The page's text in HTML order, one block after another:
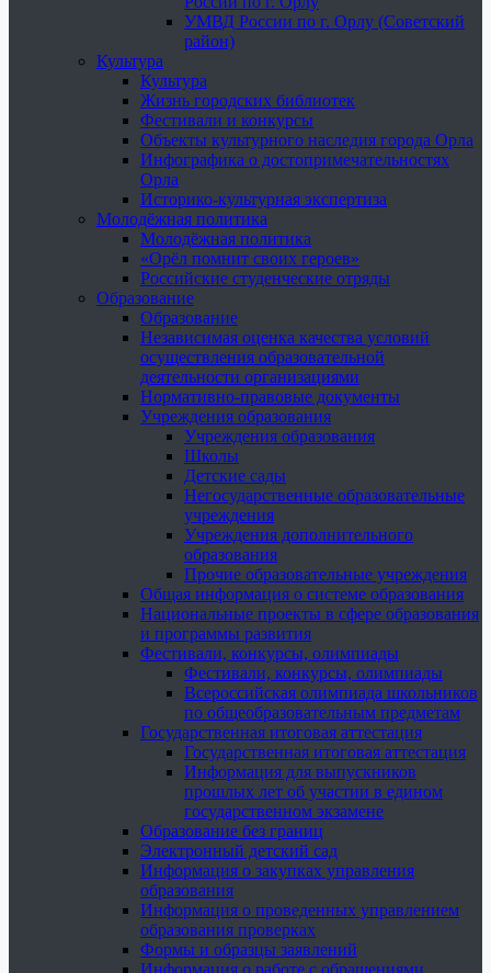
УМВД России по г. Орлу (Советский
район)
Культура
Культура
Жизнь городских библиотек
Фестивали и конкурсы
Объекты культурного наследия города Орла
Инфографика о достопримечательностях
Орла
Историко-культурная экспертиза
Молодёжная политика
Молодёжная политика
«Орёл помнит своих героев»
Российские студенческие отряды
Образование
Образование
Независимая оценка качества условий
осуществления образовательной
деятельности организациями
Нормативно-правовые документы
Учреждения образования
Учреждения образования
Школы
Детские сады
Негосударственные образовательные
учреждения
Учреждения дополнительного
образования
Прочие образовательные учреждения
Общая информация о системе образования
Национальные проекты в сфере образования
и программы развития
Фестивали, конкурсы, олимпиады
Фестивали, конкурсы, олимпиады
Всероссийская олимпиада школьников
по общеобразовательным предметам
Государственная итоговая аттестация
Государственная итоговая аттестация
Информация для выпускников
прошлых лет об участии в едином
государственном экзамене
Образование без границ
Электронный детский сад
Информация о закупках управления
образования
Информация о проведенных управлением
образования проверках
Формы и образцы заявлений
Информация о работе с обращениями